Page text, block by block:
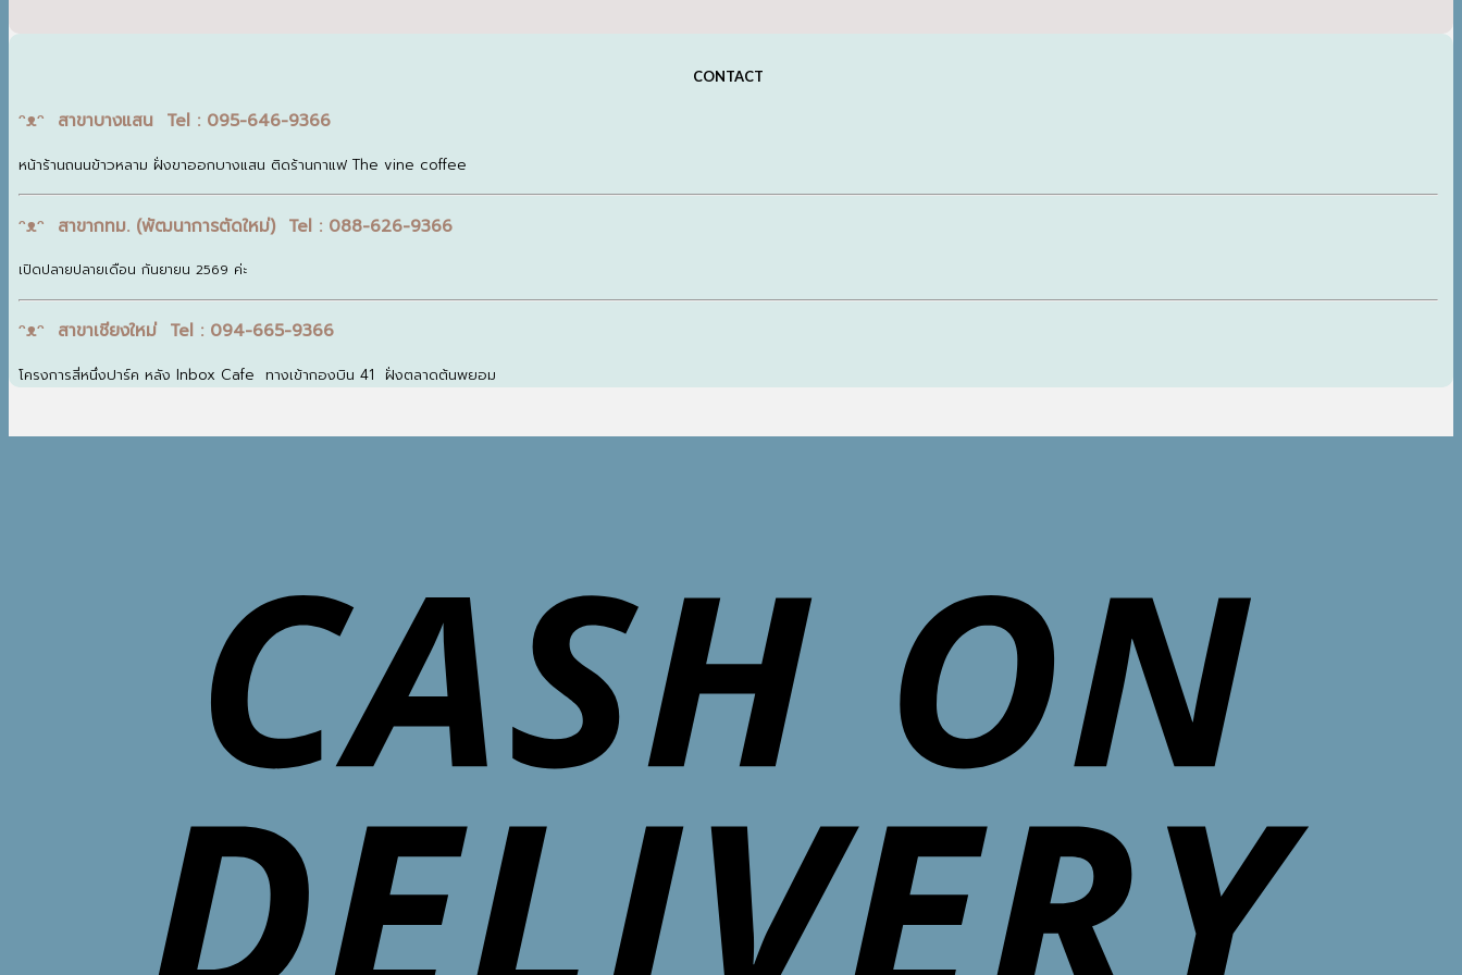
CONTACT
ᵔᴥᵔ สาขาบางแสน Tel : 095-646-9366
หน้าร้านถนนข้าวหลาม ฝั่งขาออกบางแสน ติดร้านกาแฟ The vine coffee
ᵔᴥᵔ สาขากทม. (พัฒนาการตัดใหม่) Tel : 088-626-9366
เปิดปลายปลายเดือน กันยายน 2569 ค่ะ
ᵔᴥᵔ สาขาเชียงใหม่ Tel : 094-665-9366
โครงการสี่หนึ่งปาร์ค หลัง Inbox Cafe ทางเข้ากองบิน 41 ฝั่งตลาดต้นพยอม